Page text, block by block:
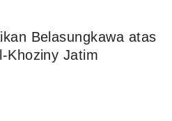
Belasungkawa atas
Khoziny Jatim